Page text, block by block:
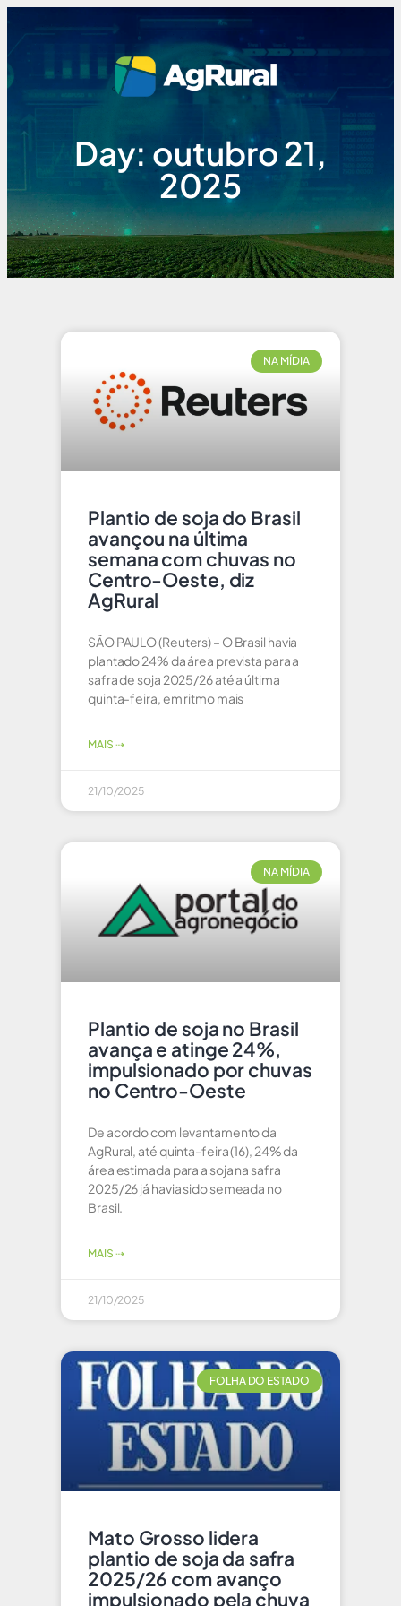
Day: outubro 21,
2025
NA MÍDIA
Plantio de soja do Brasil
avançou na última
semana com chuvas no
Centro-Oeste, diz
AgRural
SÃO PAULO (Reuters) – O Brasil havia
plantado 24% da área prevista para a
safra de soja 2025/26 até a última
quinta-feira, em ritmo mais
MAIS ⇢
21/10/2025
NA MÍDIA
Plantio de soja no Brasil
avança e atinge 24%,
impulsionado por chuvas
no Centro-Oeste
De acordo com levantamento da
AgRural, até quinta-feira (16), 24% da
área estimada para a soja na safra
2025/26 já havia sido semeada no
Brasil.
MAIS ⇢
21/10/2025
FOLHA DO ESTADO
Mato Grosso lidera
plantio de soja da safra
2025/26 com avanço
impulsionado pela chuva